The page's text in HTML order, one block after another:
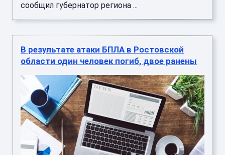
сообщил губернатор региона ...
В результате атаки БПЛА в Ростовской
области один человек погиб, двое ранены